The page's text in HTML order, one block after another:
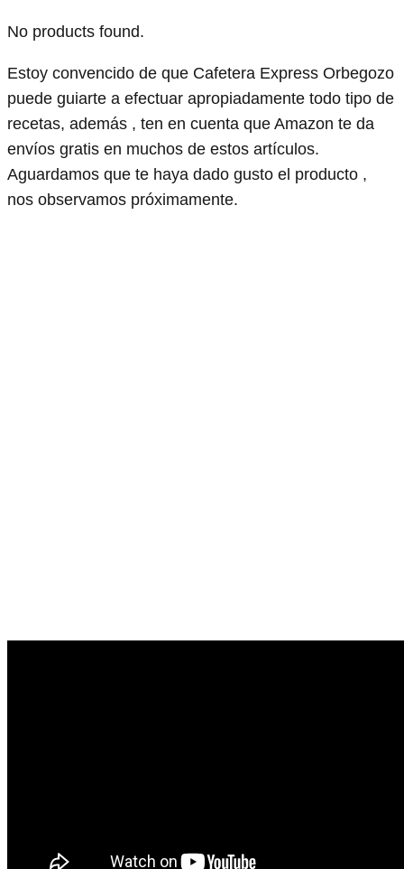
No products found.
Estoy convencido de que Cafetera Express Orbegozo
puede guiarte a efectuar apropiadamente todo tipo de
recetas, además , ten en cuenta que Amazon te da
envíos gratis en muchos de estos artículos.
Aguardamos que te haya dado gusto el producto ,
nos observamos próximamente.